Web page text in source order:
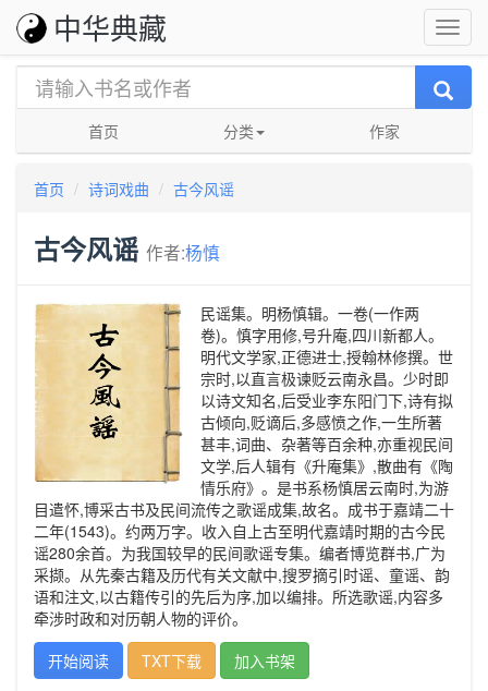
中华典藏
首页 分类 作家
首页 诗词戏曲 古今风谣
古今风谣 作者:杨慎
民谣集。明杨慎辑。一卷(一作两
卷)。慎字用修,号升庵,四川新都人。
明代文学家,正德进士,授翰林修撰。世
宗时,以直言极谏贬云南永昌。少时即
以诗文知名,后受业李东阳门下,诗有拟
古倾向,贬谪后,多感愤之作,一生所著
甚丰,词曲、杂著等百余种,亦重视民间
文学,后人辑有《升庵集》,散曲有《陶
情乐府》。是书系杨慎居云南时,为游
目遣怀,博采古书及民间流传之歌谣成集,故名。成书于嘉靖二十
二年(1543)。约两万字。收入自上古至明代嘉靖时期的古今民
谣280余首。为我国较早的民间歌谣专集。编者博览群书,广为
采撷。从先秦古籍及历代有关文献中,搜罗摘引时谣、童谣、韵
语和注文,以古籍传引的先后为序,加以编排。所选歌谣,内容多
牵涉时政和对历朝人物的评价。
开始阅读
TXT下载 加入书架